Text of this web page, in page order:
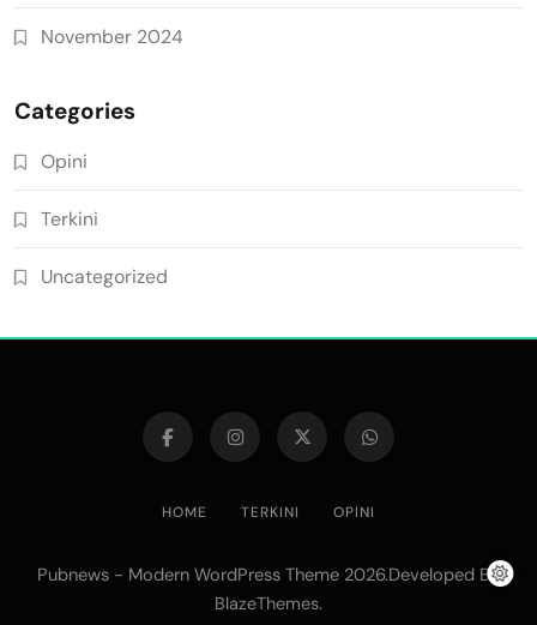
November 2024
Categories
Opini
Terkini
Uncategorized
HOME TERKINI OPINI
Pubnews - Modern WordPress Theme 2026.Developed By
BlazeThemes.